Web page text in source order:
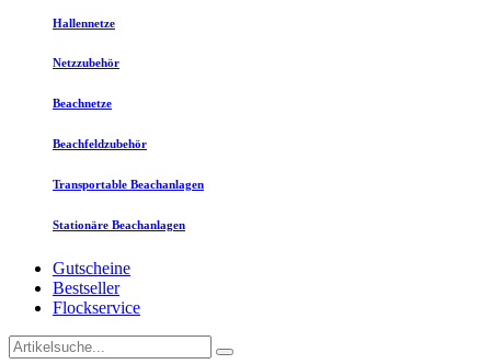
Hallennetze
Netzzubehör
Beachnetze
Beachfeldzubehör
Transportable Beachanlagen
Stationäre Beachanlagen
Gutscheine
Bestseller
Flockservice